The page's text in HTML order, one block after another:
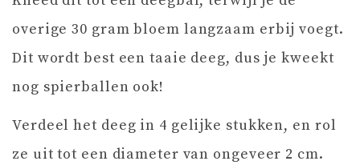
overige 30 gram bloem langzaam erbij voegt.
Dit wordt best een taaie deeg, dus je kweekt
nog spierballen ook!
Verdeel het deeg in 4 gelijke stukken, en rol
ze uit tot een diameter van ongeveer 2 cm.